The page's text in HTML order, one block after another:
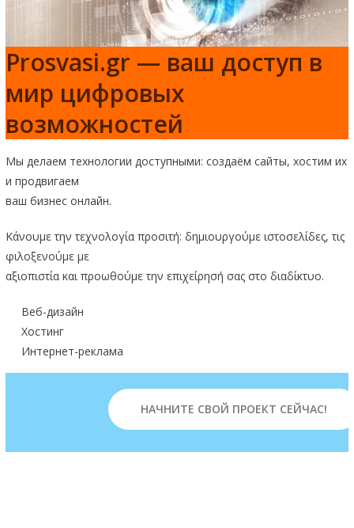
Prosvasi.gr — ваш доступ в
мир цифровых
возможностей
Мы делаем технологии доступными: создаём сайты, хостим их
и продвигаем
ваш бизнес онлайн.
Κάνουμε την τεχνολογία προσιτή: δημιουργούμε ιστοσελίδες, τις
φιλοξενούμε με
αξιοπιστία και προωθούμε την επιχείρησή σας στο διαδίκτυο.
Веб-дизайн
Хостинг
Интернет-реклама
НАЧНИТЕ СВОЙ ПРОЕКТ СЕЙЧАС!